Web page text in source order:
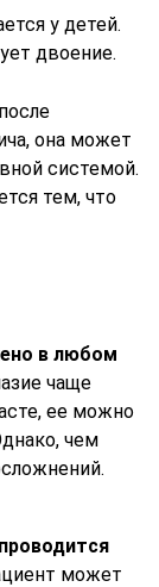
у детей.
двоение.
она может
системой.
тем, что
в любом
чаще
ее можно
чем
может